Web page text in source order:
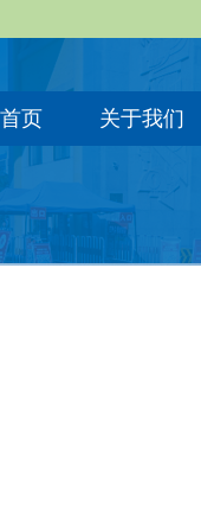
首页 关于我们